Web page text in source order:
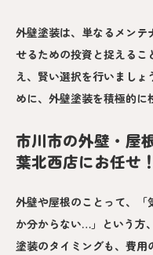
外壁塗装は、単なるメンテ
せるための投資と捉える
え、賢い選択を行いまし
めに、外壁塗装を積極的に
市川市の外壁・屋
葉北西店にお任せ！
外壁や屋根のことって、「
か分からない…」という方
塗装のタイミングも、費